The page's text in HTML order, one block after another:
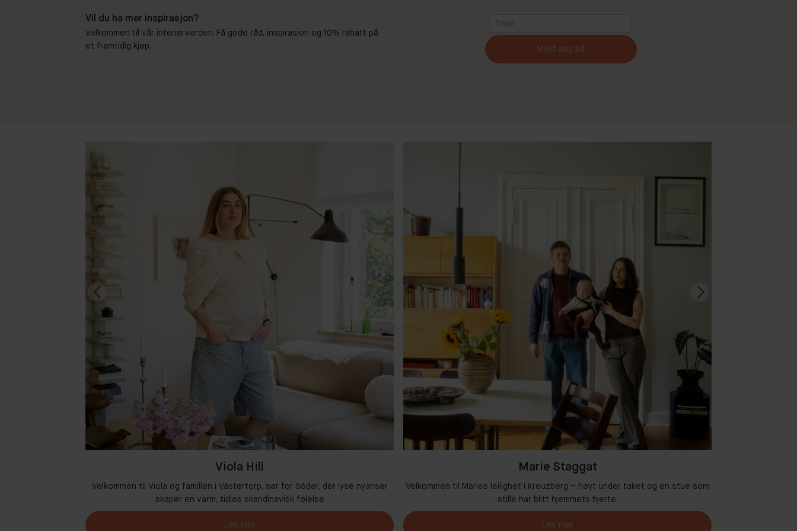
Vil du ha mer inspirasjon?
Velkommen til vår interiørverden. Få gode råd, inspirasjon og 10% rabatt på
et framtidig kjøp.
Meld deg på
Viola Hill
Velkommen til Viola og familien i Västertorp, sør for Söder, der lyse nyanser
skaper en varm, tidløs skandinavisk følelse
Les mer
Marie Staggat
Velkommen til Maries leilighet i Kreuzberg – høyt under taket og en stue som
stille har blitt hjemmets hjerte.
Les mer